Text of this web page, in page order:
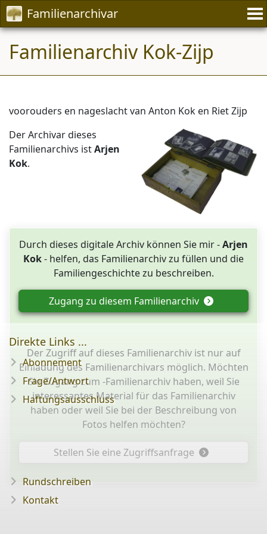
Familienarchivar
Familienarchiv Kok-Zijp
voorouders en nageslacht van Anton Kok en Riet Zijp
Der Archivar dieses
Familienarchivs istArjen
Kok.
Durch dieses digitale Archiv können Sie mir -Arjen
Kok- helfen, das Familienarchiv zu füllen und die
Familiengeschichte zu beschreiben.
Zugang zu diesem Familienarchiv
Der Zugriff auf dieses Familienarchiv ist nur auf
Einladung des Familienarchivars möglich. Möchten
Sie Zugang zum -Familienarchiv haben, weil Sie
interessantes Material für das Familienarchiv
haben oder weil Sie bei der Beschreibung von
Fotos helfen möchten?
Stellen Sie eine Zugriffsanfrage
Direkte Links ...
Abonnement
Frage/Antwort
Haftungsausschluss
Rundschreiben
Kontakt